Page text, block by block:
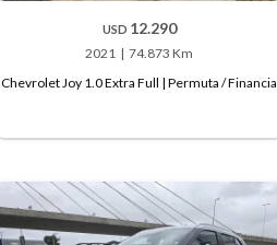
USD 12.290
2021
74.873 Km
Chevrolet Joy 1.0 Extra Full | Permuta / Financia